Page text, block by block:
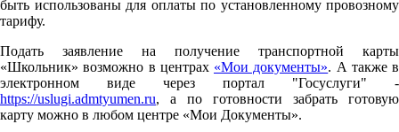
быть использованы для оплаты по установленному провозному
тарифу.
Подать заявление на получение транспортной карты
«Школьник» возможно в центрах «Мои документы». А также в
электронном виде через портал "Госуслуги" -
https://uslugi.admtyumen.ru, а по готовности забрать готовую
карту можно в любом центре «Мои Документы».